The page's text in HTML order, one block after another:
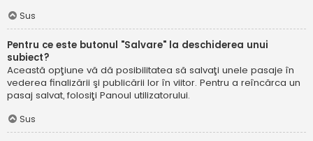
Sus
Pentru ce este butonul "Salvare" la deschiderea unui
subiect?
Această opţiune vă dă posibilitatea să salvaţi unele pasaje în
vederea finalizării şi publicării lor în viitor. Pentru a reîncărca un
pasaj salvat, folosiţi Panoul utilizatorului.
Sus